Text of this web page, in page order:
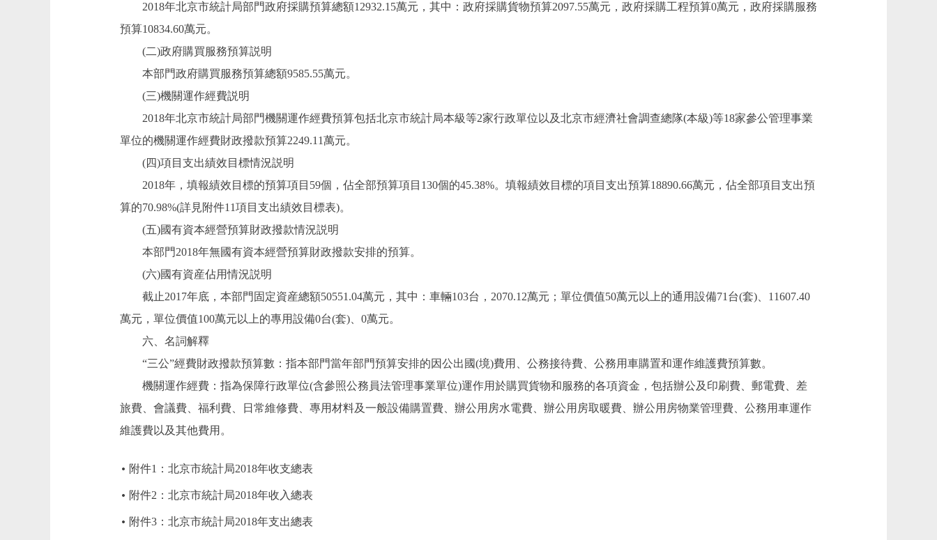
2018年北京市統計局部門政府採購預算總額12932.15萬元，其中：政府採購貨物預算2097.55萬元，政府採購工程預算0萬元，政府採購服務
預算10834.60萬元。
(二)政府購買服務預算説明
本部門政府購買服務預算總額9585.55萬元。
(三)機關運作經費説明
2018年北京市統計局部門機關運作經費預算包括北京市統計局本級等2家行政單位以及北京市經濟社會調查總隊(本級)等18家參公管理事業
單位的機關運作經費財政撥款預算2249.11萬元。
(四)項目支出績效目標情況説明
2018年，填報績效目標的預算項目59個，佔全部預算項目130個的45.38%。填報績效目標的項目支出預算18890.66萬元，佔全部項目支出預
算的70.98%(詳見附件11項目支出績效目標表)。
(五)國有資本經營預算財政撥款情況説明
本部門2018年無國有資本經營預算財政撥款安排的預算。
(六)國有資産佔用情況説明
截止2017年底，本部門固定資産總額50551.04萬元，其中：車輛103台，2070.12萬元；單位價值50萬元以上的通用設備71台(套)、11607.40
萬元，單位價值100萬元以上的專用設備0台(套)、0萬元。
六、名詞解釋
“三公”經費財政撥款預算數：指本部門當年部門預算安排的因公出國(境)費用、公務接待費、公務用車購置和運作維護費預算數。
機關運作經費：指為保障行政單位(含參照公務員法管理事業單位)運作用於購買貨物和服務的各項資金，包括辦公及印刷費、郵電費、差
旅費、會議費、福利費、日常維修費、專用材料及一般設備購置費、辦公用房水電費、辦公用房取暖費、辦公用房物業管理費、公務用車運作
維護費以及其他費用。
附件1：北京市統計局2018年收支總表
附件2：北京市統計局2018年收入總表
附件3：北京市統計局2018年支出總表